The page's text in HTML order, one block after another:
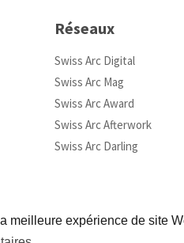
meilleure expérience de site
Réseaux
Swiss Arc Digital
Swiss Arc Mag
Swiss Arc Award
Swiss Arc Afterwork
Swiss Arc Darling